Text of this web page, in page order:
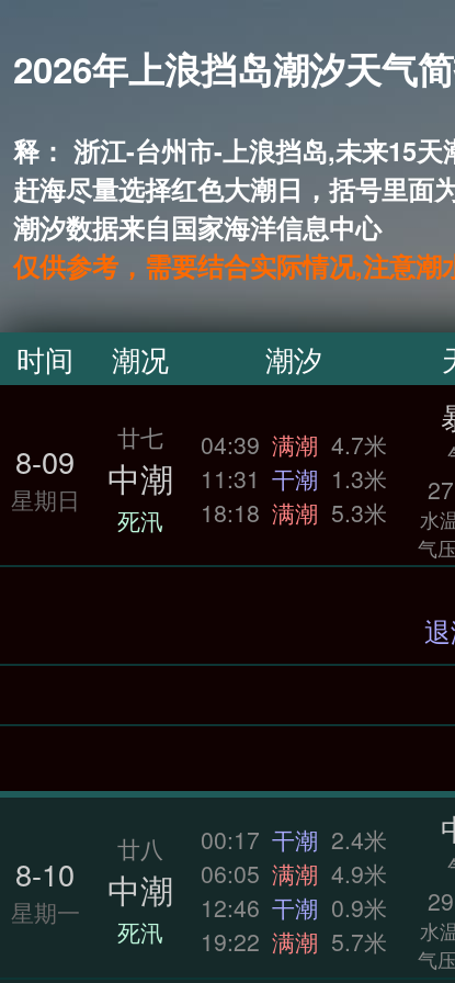
2026年上浪挡岛潮汐天气
释： 浙江-台州市-上浪挡岛,未来
赶海尽量选择红色大潮日，括号里面
潮汐数据来自国家海洋信息中心
仅供参考，需要结合实际情况,注意潮
时间 潮况 潮汐
8-09
星期日
廿七
中潮
死汛
04:39 满潮 4.7米
11:31 干潮 1.3米
18:18 满潮 5.3米
水
气
8-10
星期一
廿八
中潮
死汛
00:17 干潮 2.4米
06:05 满潮 4.9米
12:46 干潮 0.9米
19:22 满潮 5.7米
水
气